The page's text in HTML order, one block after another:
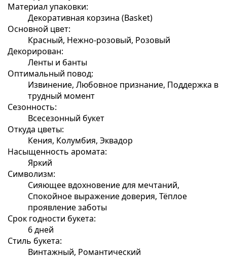
Материал упаковки:
Декоративная корзина (Basket)
Основной цвет:
Красный, Нежно-розовый, Розовый
Декорирован:
Ленты и банты
Оптимальный повод:
Извинение, Любовное признание, Поддержка в
трудный момент
Сезонность:
Всесезонный букет
Откуда цветы:
Кения, Колумбия, Эквадор
Насыщенность аромата:
Яркий
Символизм:
Сияющее вдохновение для мечтаний,
Спокойное выражение доверия, Тёплое
проявление заботы
Срок годности букета:
6 дней
Стиль букета:
Винтажный, Романтический